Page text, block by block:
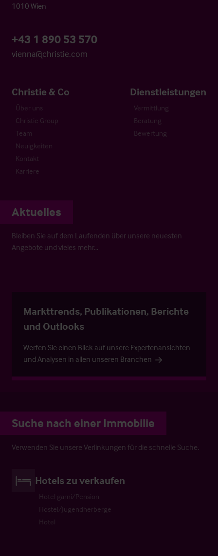
1010 Wien
+43 1 890 53 570
vienna@christie.com
Christie & Co
Über uns
Christie Group
Team
Neuigkeiten
Kontakt
Karriere
Dienstleistungen
Vermittlung
Beratung
Bewertung
Aktuelles
Bleiben Sie auf dem Laufenden über unsere neuesten
Angebote und vieles mehr…
Markttrends, Publikationen, Berichte
und Outlooks
Werfen Sie einen Blick auf unsere Expertenansichten
und Analysen in allen unseren Branchen
Suche nach einer Immobilie
Verwenden Sie unsere Verlinkungen für die schnelle Suche.
Hotels zu verkaufen
Hotel garni/Pension
Hostel/Jugendherberge
Hotel